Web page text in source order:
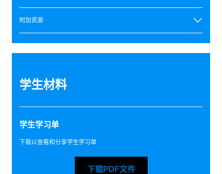
附加资源
学生材料
学生学习单
下载以查看和分享学生学习单
下载PDF文件